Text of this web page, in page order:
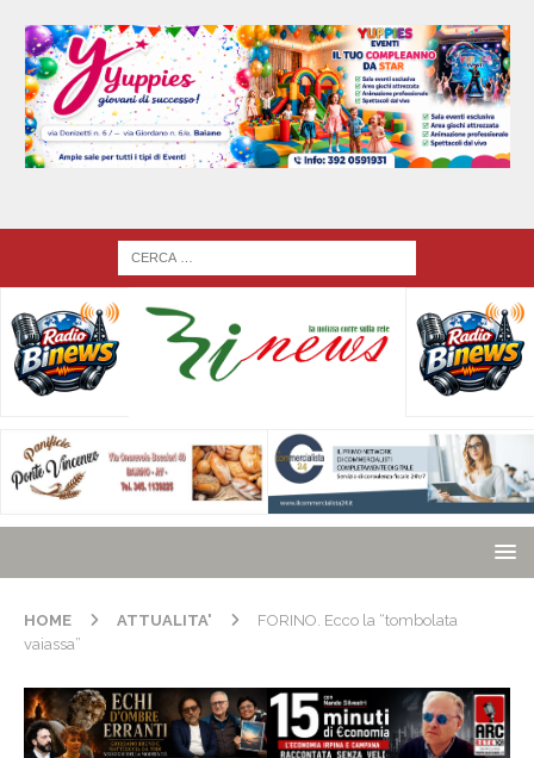
HOME ATTUALITA'
FORINO. Ecco la “tombolata
vaiassa”